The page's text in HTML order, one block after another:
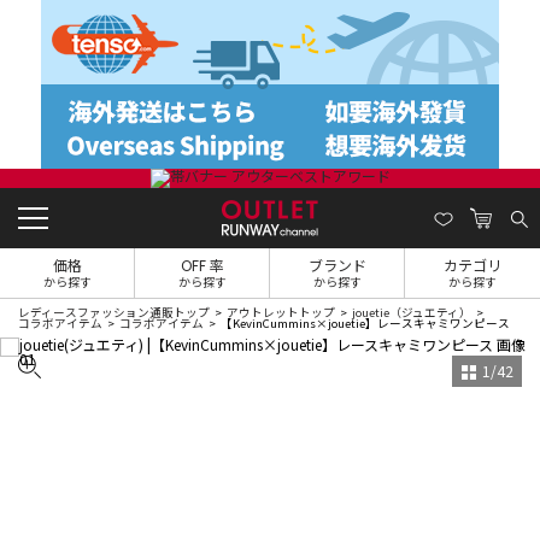
価格
から探す
OFF 率
から探す
ブランド
から探す
カテゴリ
から探す
レディースファッション通販トップ アウトレットトップ jouetie（ジュエティ）
コラボアイテム コラボアイテム 【KevinCummins×jouetie】レースキャミワンピース
1 /42